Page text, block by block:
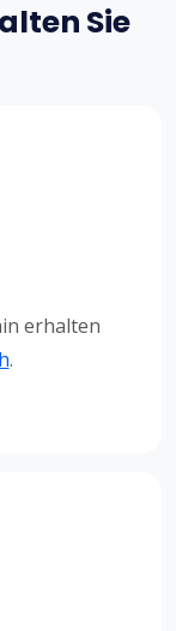
Sie
erhalten
.